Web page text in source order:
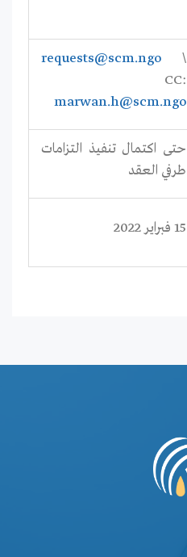
requests@scm.ngo \
CC:
marwan.h@scm.ngo
حتى اكتمال تنفيذ التزامات
طرفي العقد
15 فبراير 2022